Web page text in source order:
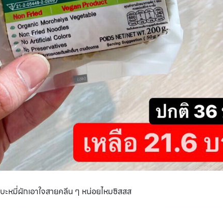
บะหมี่ผักเอาใจสายคลีน ๆ หน่อยไหมซิสสส